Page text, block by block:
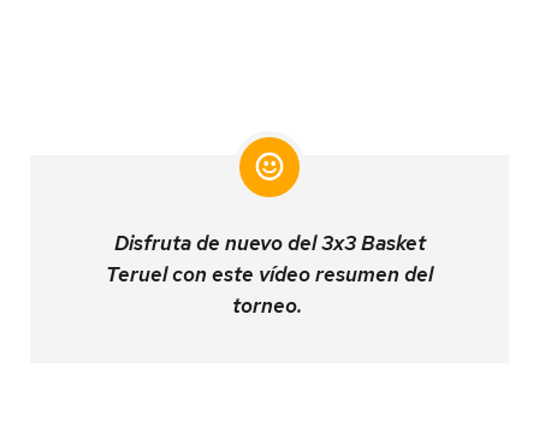
Disfruta de nuevo del 3x3 Basket
Teruel con este vídeo resumen del
torneo.